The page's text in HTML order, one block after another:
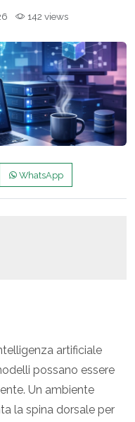
142 views
WhatsApp
artificiale
possano essere
Un ambiente
la spina dorsale per